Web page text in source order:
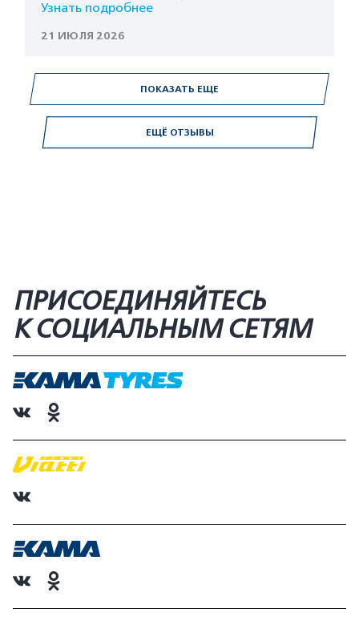
ЕЩЁ ОТЗЫВЫ
Узнать подробнее
21 ИЮЛЯ 2026
ПОКАЗАТЬ ЕЩЕ
ПРИСОЕДИНЯЙТЕСЬ
К СОЦИАЛЬНЫМ СЕТЯМ